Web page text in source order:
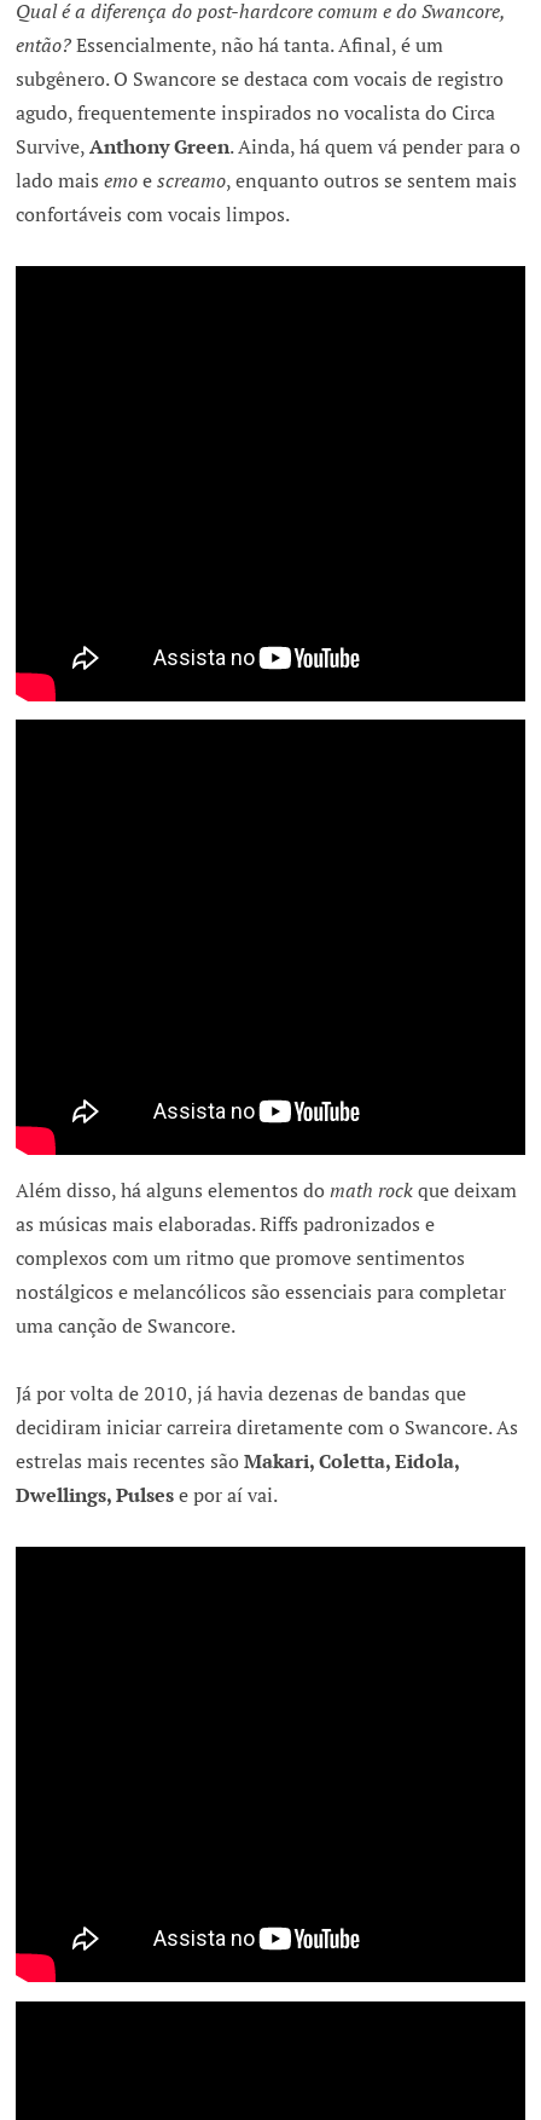
Qual é a diferença do post-hardcore comum e do Swancore,
então?Essencialmente, não há tanta. Afinal, é um
subgênero. O Swancore se destaca com vocais de registro
agudo, frequentemente inspirados no vocalista do Circa
Survive,Anthony Green. Ainda, há quem vá pender para o
lado maisemoescreamo, enquanto outros se sentem mais
confortáveis com vocais limpos.
Além disso, há alguns elementos domath rockque deixam
as músicas mais elaboradas. Riffs padronizados e
complexos com um ritmo que promove sentimentos
nostálgicos e melancólicos são essenciais para completar
uma canção de Swancore.
Já por volta de 2010, já havia dezenas de bandas que
decidiram iniciar carreira diretamente com o Swancore. As
estrelas mais recentes sãoMakari, Coletta, Eidola,
Dwellings, Pulsese por aí vai.